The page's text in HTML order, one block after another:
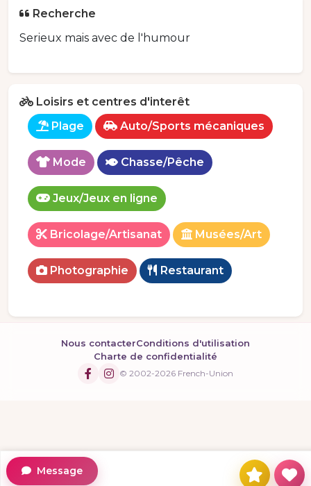
Recherche
Serieux mais avec de l'humour
Loisirs et centres d'interêt
Plage
Auto/Sports mécaniques
Mode Chasse/Pêche
Jeux/Jeux en ligne
Bricolage/Artisanat Musées/Art
Photographie Restaurant
Nous contacterConditions d'utilisation
Charte de confidentialité
© 2002-2026 French-Union
Message